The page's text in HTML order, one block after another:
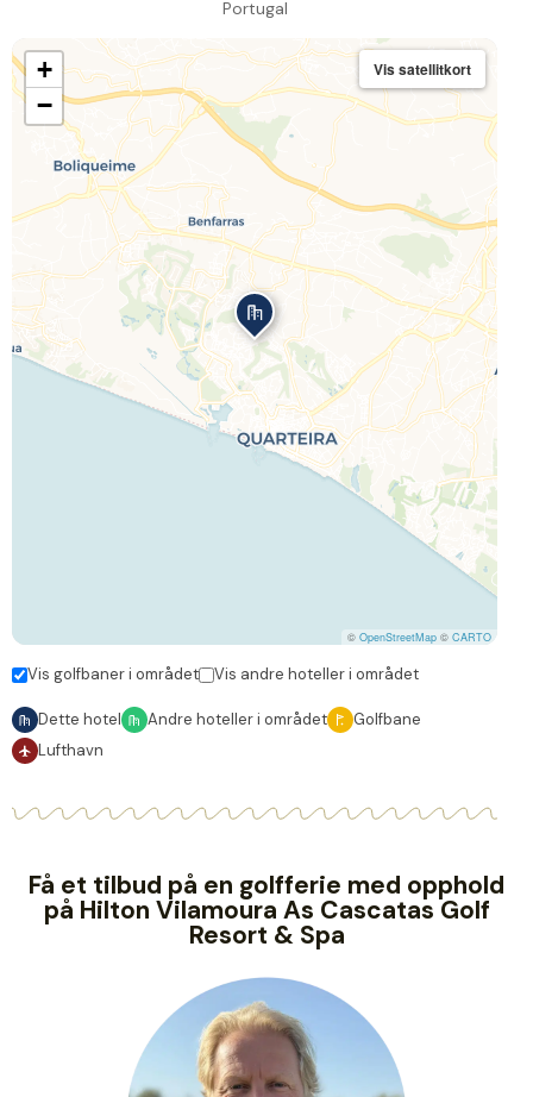
Portugal
+
−
Vis satellitkort
© OpenStreetMap © CARTO
Vis golfbaner i området Vis andre hoteller i området
Dette hotel Andre hoteller i området
Golfbane
Lufthavn
Få et tilbud på en golfferie med opphold
på Hilton Vilamoura As Cascatas Golf
Resort & Spa